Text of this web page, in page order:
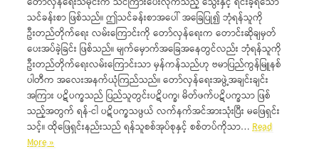
သင်ခန်းစာ ဖြစ်သည်။ ဤသင်ခန်းစာအပေါ် အခြေပြု၍ ဘုံရန်သူကို
ဦးတည်တိုက်ရေး လမ်းကြောင်းကို တော်လှန်ရေးက တောင်းဆိုချမှတ်
ပေးအပ်ခဲ့ခြင်း ဖြစ်သည်။ မျက်မှောက်အခြေအနေတွင်လည်း ဘုံရန်သူကို
ဦးတည်တိုက်ရေးလမ်းကြောင်းသာ မှန်ကန်သည်ဟု ဗမာပြည်ကွန်မြူနစ်
ပါတီက အလေးအနက်ယုံကြည်သည်။ တော်လှန်ရေးအဖွဲ့အချင်းချင်း
အကြား ပဋိပက္ခသည် ပြည်သူတွင်းပဋိပက္ခ၊ မိတ်ဖက်ပဋိပက္ခသာ ဖြစ်
သည့်အတွက် ရန်-ငါ ပဋိပက္ခသဖွယ် လက်နက်အင်အားသုံးပြီး မဖြေရှင်း
သင့်။ ထိုဖြေရှင်းနည်းသည် ရန်သူစစ်အုပ်စုနှင့် စစ်တပ်ကိုသာ…Read
More »